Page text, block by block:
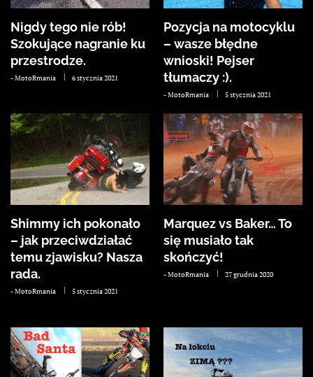
Nigdy tego nie rób!
Szokujące nagranie ku
przestrodze.
-MotoRmania 6 stycznia 2021
Pozycja na motocyklu
– wasze błędne
wnioski! Pejser
tłumaczy :).
-MotoRmania 5 stycznia 2021
Shimmy ich pokonało
– jak przeciwdziałać
temu zjawisku? Nasza
rada.
-MotoRmania 5 stycznia 2021
Marquez vs Baker… To
się musiało tak
skończyć!
-MotoRmania 27 grudnia 2020